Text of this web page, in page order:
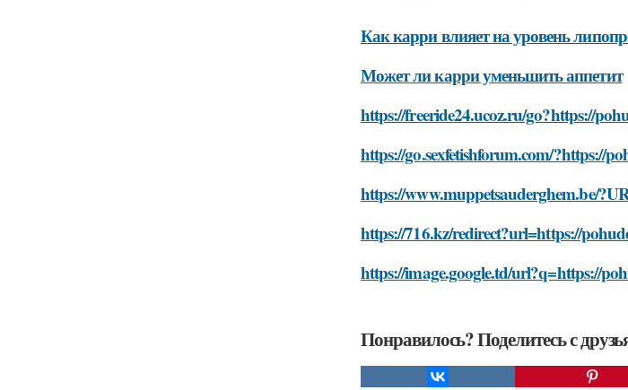
Как карри влияет на уровень
Может ли карри уменьшить аппетит
https://freeride24.ucoz.ru/go?https://
https://go.sexfetishforum.com/?https://
https://www.muppetsauderghem.be/
https://716.kz/redirect?url=https://
https://image.google.td/url?q=https://
Понравилось? Поделитесь с